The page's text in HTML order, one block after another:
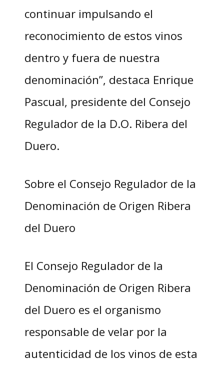
continuar impulsando el
reconocimiento de estos vinos
dentro y fuera de nuestra
denominación”, destaca Enrique
Pascual, presidente del Consejo
Regulador de la D.O. Ribera del
Duero.
Sobre el Consejo Regulador de la
Denominación de Origen Ribera
del Duero
El Consejo Regulador de la
Denominación de Origen Ribera
del Duero es el organismo
responsable de velar por la
autenticidad de los vinos de esta